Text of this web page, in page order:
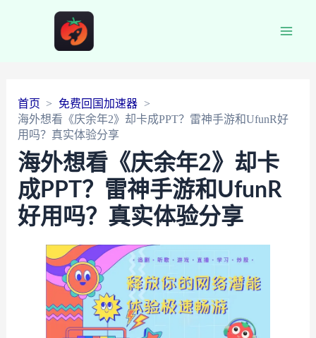
首页
免费回国加速器
海外想看《庆余年2》却卡成PPT？雷神手游和UfunR好
用吗？真实体验分享
海外想看《庆余年2》却卡
成PPT？雷神手游和UfunR
好用吗？真实体验分享